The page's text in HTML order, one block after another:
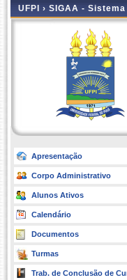
UFPI › SIGAA -
Apresentação
Corpo Administrativo
Alunos Ativos
Calendário
Documentos
Turmas
Trab. de Conclusão de